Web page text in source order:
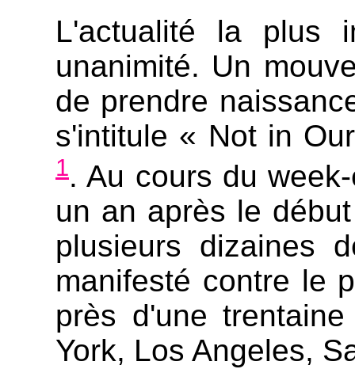
L'actualité la plus
unanimité. Un
de prendre
s'intitule « Not in
1. Au cours du
un an après le
plusieurs dizaines
manifesté contre le
près d'une
York, Los Angeles,